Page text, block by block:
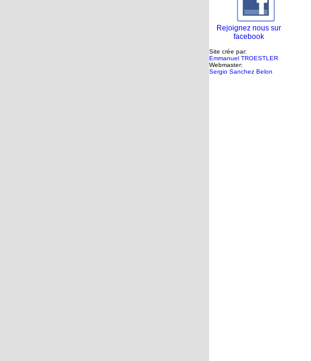
Rejoignez nous sur
facebook
Site crée par:
Emmanuel TROESTLER
Webmaster:
Sergio Sanchez Belon